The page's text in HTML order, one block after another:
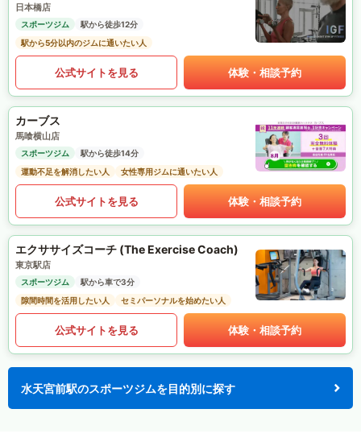
日本橋店
スポーツジム
駅から徒歩12分
駅から5分以内のジムに通いたい人
公式サイトを見る 体験・相談予約
カーブス
馬喰横山店
スポーツジム
駅から徒歩14分
運動不足を解消したい人
女性専用ジムに通いたい人
公式サイトを見る 体験・相談予約
エクササイズコーチ (The Exercise Coach)
東京駅店
スポーツジム
駅から車で3分
隙間時間を活用したい人
セミパーソナルを始めたい人
公式サイトを見る 体験・相談予約
水天宮前駅のスポーツジムを目的別に探す